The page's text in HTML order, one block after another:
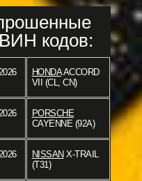
кодов:
HONDAACCORD
VII (CL, CN)
PORSCHE
CAYENNE (92A)
NISSAN X-TRAIL
(T31)